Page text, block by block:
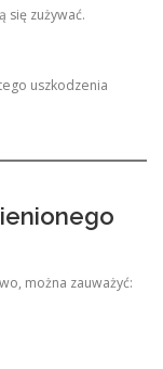
się zużywać.
uszkodzenia
można zauważyć: